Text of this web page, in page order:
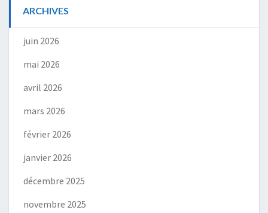
ARCHIVES
juin 2026
mai 2026
avril 2026
mars 2026
février 2026
janvier 2026
décembre 2025
novembre 2025